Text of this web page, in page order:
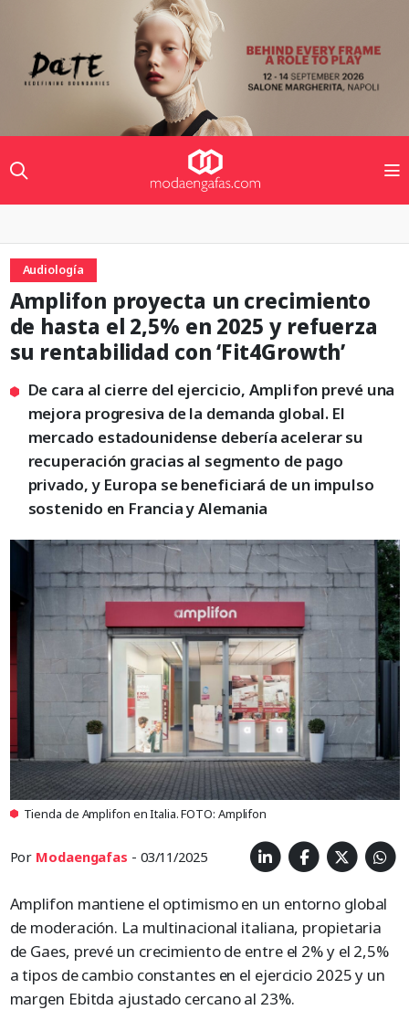
Audiología
Amplifon proyecta un crecimiento
de hasta el 2,5% en 2025 y refuerza
su rentabilidad con ‘Fit4Growth’
De cara al cierre del ejercicio, Amplifon prevé una
mejora progresiva de la demanda global. El
mercado estadounidense debería acelerar su
recuperación gracias al segmento de pago
privado, y Europa se beneficiará de un impulso
sostenido en Francia y Alemania
Tienda de Amplifon en Italia. FOTO: Amplifon
Por Modaengafas - 03/11/2025
Amplifon mantiene el optimismo en un entorno global
de moderación. La multinacional italiana, propietaria
de Gaes, prevé un crecimiento de entre el 2% y el 2,5%
a tipos de cambio constantes en el ejercicio 2025 y un
margen Ebitda ajustado cercano al 23%.